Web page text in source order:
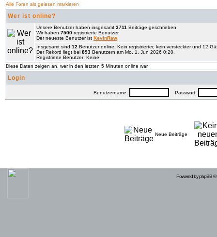
Alle Foren als gelesen markieren
Wer ist online?
Unsere Benutzer haben insgesamt 3711 Beiträge geschrieben.
Wir haben 7500 registrierte Benutzer.
Der neueste Benutzer ist KevinRaw
Insgesamt sind 12 Benutzer online: Kein registrierter, kein versteckter und 12
Der Rekord liegt bei 893 Benutzern am Mo, 1. Jun 2026 0:20.
Registrierte Benutzer: Keine
Diese Daten zeigen an, wer in den letzten 5 Minuten online war.
Login
Benutzername: Passwort:
Neue Beiträge
Powered byphpBB©